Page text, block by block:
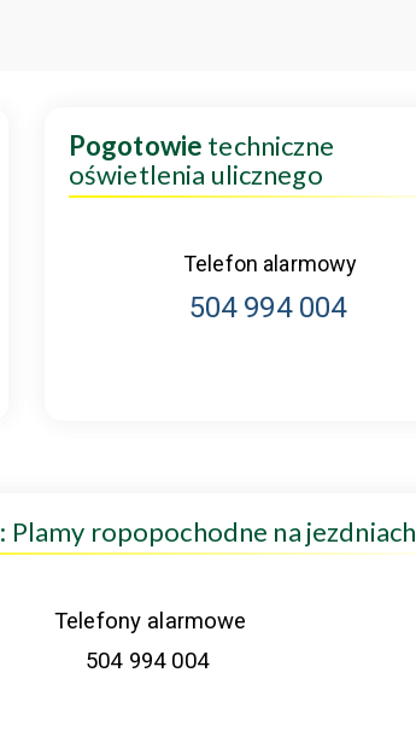
Pogotowie techniczne
oświetlenia ulicznego
Telefon alarmowy
504 994 004
: Plamy ropopochodne na jezdniach
Telefony alarmowe
504 994 004